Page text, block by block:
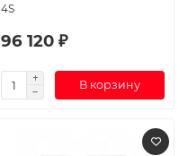
4S
96 120 ₽
В корзину